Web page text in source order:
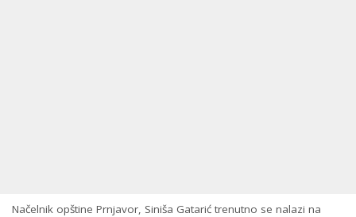
Načelnik opštine Prnjavor, Siniša Gatarić trenutno se nalazi na